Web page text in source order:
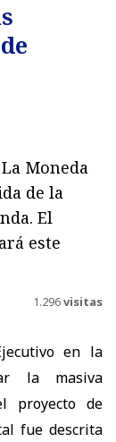
Moneda
de la
El
este
1.296visitas
en la
la masiva
proyecto de
fue descrita